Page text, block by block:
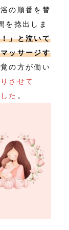
の順番を替
を捻出しま
」と泣いて
ッサージす
の方が働い
させて
た 。